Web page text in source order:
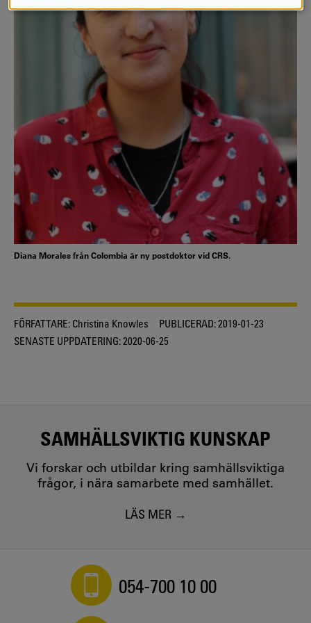
Diana Morales från Colombia är ny postdoktor vid CRS.
FÖRFATTARE: Christina Knowles PUBLICERAD:2019-01-23
SENASTE UPPDATERING:2020-06-25
SAMHÄLLSVIKTIG KUNSKAP
Vi forskar och utbildar kring samhällsviktiga
frågor, i nära samarbete med samhället.
LÄS MER
054-700 10 00
COOKIES